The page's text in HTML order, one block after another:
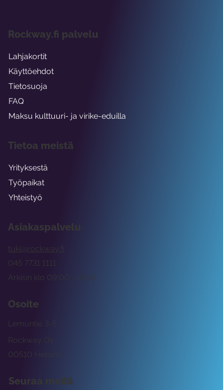
Asiakaspalvelu
tuki@rockway.fi
Arkisin klo 09:00 -15:00
045 7731 1111
Osoite
Rockway Oy
Lemuntie 3-5
00510 Helsinki
Seuraa meitä
Rockway.fi palvelu
Lahjakortit
Käyttöehdot
Tietosuoja
FAQ
Maksu kulttuuri- ja virike-eduilla
Tietoa meistä
Yrityksestä
Työpaikat
Yhteistyö